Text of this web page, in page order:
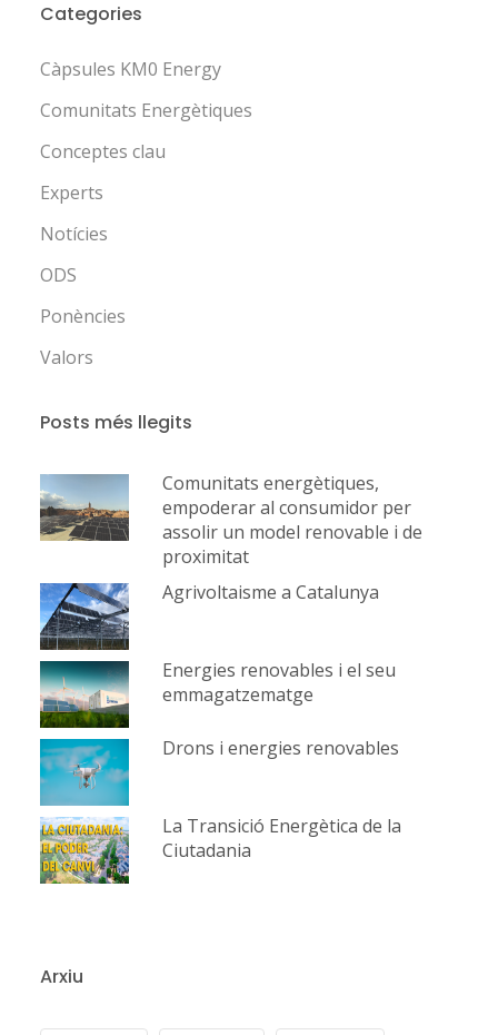
Categories
Càpsules KM0 Energy
Comunitats Energètiques
Conceptes clau
Experts
Notícies
ODS
Ponències
Valors
Posts més llegits
Comunitats energètiques,
empoderar al consumidor per
assolir un model renovable i de
proximitat
Agrivoltaisme a Catalunya
Energies renovables i el seu
emmagatzematge
Drons i energies renovables
La Transició Energètica de la
Ciutadania
Arxiu